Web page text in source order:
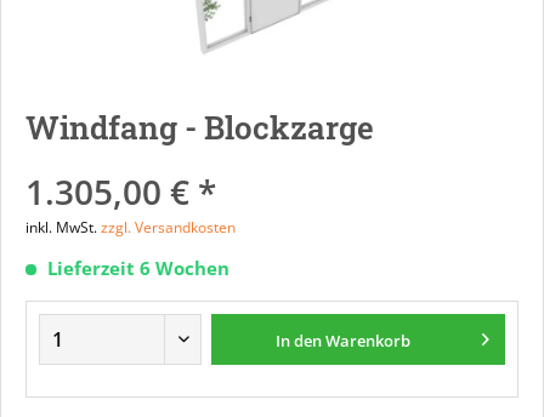
Windfang - Blockzarge
1.305,00 € *
inkl. MwSt.zzgl. Versandkosten
Lieferzeit 6 Wochen
In denWarenkorb